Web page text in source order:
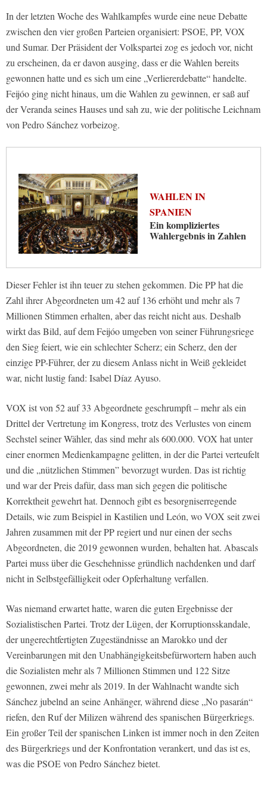
In der letzten Woche des Wahlkampfes wurde eine neue Debatte
zwischen den vier großen Parteien organisiert: PSOE, PP, VOX
und Sumar. Der Präsident der Volkspartei zog es jedoch vor, nicht
zu erscheinen, da er davon ausging, dass er die Wahlen bereits
gewonnen hatte und es sich um eine „Verliererdebatte“ handelte.
Feijóo ging nicht hinaus, um die Wahlen zu gewinnen, er saß auf
der Veranda seines Hauses und sah zu, wie der politische Leichnam
von Pedro Sánchez vorbeizog.
WAHLEN IN
SPANIEN
Ein kompliziertes
Wahlergebnis in Zahlen
Dieser Fehler ist ihn teuer zu stehen gekommen. Die PP hat die
Zahl ihrer Abgeordneten um 42 auf 136 erhöht und mehr als 7
Millionen Stimmen erhalten, aber das reicht nicht aus. Deshalb
wirkt das Bild, auf dem Feijóo umgeben von seiner Führungsriege
den Sieg feiert, wie ein schlechter Scherz; ein Scherz, den der
einzige PP-Führer, der zu diesem Anlass nicht in Weiß gekleidet
war, nicht lustig fand: Isabel Díaz Ayuso.
VOX ist von 52 auf 33 Abgeordnete geschrumpft – mehr als ein
Drittel der Vertretung im Kongress, trotz des Verlustes von einem
Sechstel seiner Wähler, das sind mehr als 600.000. VOX hat unter
einer enormen Medienkampagne gelitten, in der die Partei verteufelt
und die „nützlichen Stimmen” bevorzugt wurden. Das ist richtig
und war der Preis dafür, dass man sich gegen die politische
Korrektheit gewehrt hat. Dennoch gibt es besorgniserregende
Details, wie zum Beispiel in Kastilien und León, wo VOX seit zwei
Jahren zusammen mit der PP regiert und nur einen der sechs
Abgeordneten, die 2019 gewonnen wurden, behalten hat. Abascals
Partei muss über die Geschehnisse gründlich nachdenken und darf
nicht in Selbstgefälligkeit oder Opferhaltung verfallen.
Was niemand erwartet hatte, waren die guten Ergebnisse der
Sozialistischen Partei. Trotz der Lügen, der Korruptionsskandale,
der ungerechtfertigten Zugeständnisse an Marokko und der
Vereinbarungen mit den Unabhängigkeitsbefürwortern haben auch
die Sozialisten mehr als 7 Millionen Stimmen und 122 Sitze
gewonnen, zwei mehr als 2019. In der Wahlnacht wandte sich
Sánchez jubelnd an seine Anhänger, während diese „No pasarán“
riefen, den Ruf der Milizen während des spanischen Bürgerkriegs.
Ein großer Teil der spanischen Linken ist immer noch in den Zeiten
des Bürgerkriegs und der Konfrontation verankert, und das ist es,
was die PSOE von Pedro Sánchez bietet.